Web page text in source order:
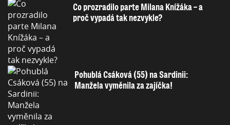
Co prozradilo parte Milana Knížáka – a
proč vypadá tak nezvykle?
Pohublá Csáková (55) na Sardinii:
Manžela vyměnila za zajíčka!